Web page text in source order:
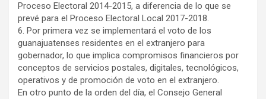
Proceso Electoral 2014-2015, a diferencia de lo que se
prevé para el Proceso Electoral Local 2017-2018.
6. Por primera vez se implementará el voto de los
guanajuatenses residentes en el extranjero para
gobernador, lo que implica compromisos financieros por
conceptos de servicios postales, digitales, tecnológicos,
operativos y de promoción de voto en el extranjero.
En otro punto de la orden del día, el Consejo General